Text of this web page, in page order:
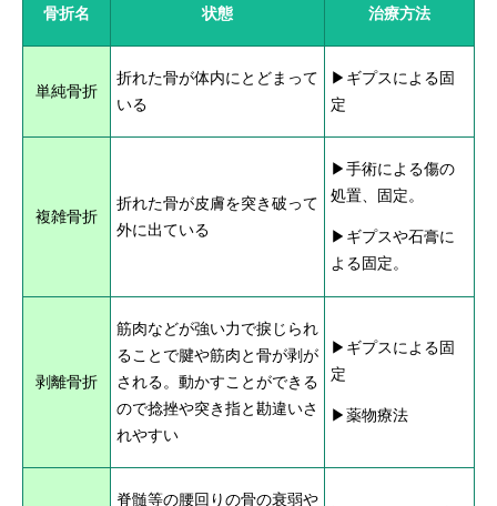
骨折名 状態 治療方法
単純骨折
折れた骨が体内にとどまって
いる
▶ギプスによる固
定
複雑骨折
折れた骨が皮膚を突き破って
外に出ている
▶手術による傷の
処置、固定。
▶ギプスや石膏に
よる固定。
剥離骨折
筋肉などが強い力で捩じられ
ることで腱や筋肉と骨が剥が
される。動かすことができる
ので捻挫や突き指と勘違いさ
れやすい
▶ギプスによる固
定
▶薬物療法
脊髄等の腰回りの骨の衰弱や